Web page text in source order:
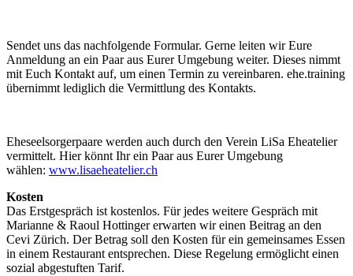
Sendet uns das nachfolgende Formular. Gerne leiten wir Eure
Anmeldung an ein Paar aus Eurer Umgebung weiter. Dieses nimmt
mit Euch Kontakt auf, um einen Termin zu vereinbaren. ehe.training
übernimmt lediglich die Vermittlung des Kontakts.
Eheseelsorgerpaare werden auch durch den Verein LiSa Eheatelier
vermittelt. Hier könnt Ihr ein Paar aus Eurer Umgebung
wählen: www.lisaeheatelier.ch
Kosten
Das Erstgespräch ist kostenlos. Für jedes weitere Gespräch mit
Marianne & Raoul Hottinger erwarten wir einen Beitrag an den
Cevi Zürich. Der Betrag soll den Kosten für ein gemeinsames Essen
in einem Restaurant entsprechen. Diese Regelung ermöglicht einen
sozial abgestuften Tarif.